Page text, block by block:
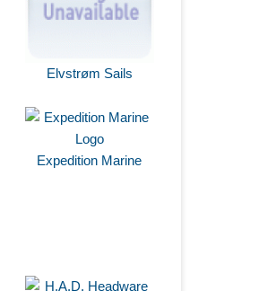
Elvstrøm Sails
Expedition Marine